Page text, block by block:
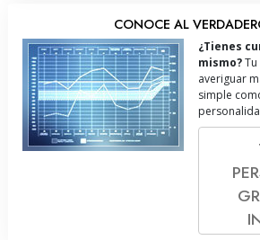
CONOCE AL
¿Tienes
mismo?
averiguar
simple